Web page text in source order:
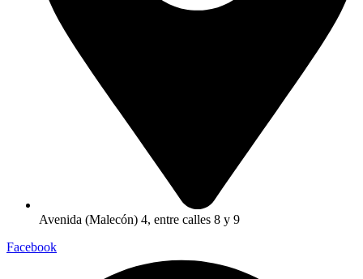
Avenida (Malecón) 4, entre calles 8 y 9
Facebook